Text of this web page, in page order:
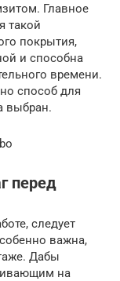
Главное
такой
покрытия,
и способна
времени.
способ для
выбран.
перед
следует
важна,
Дабы
на